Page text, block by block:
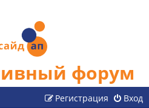
форум
Вход
Регистрация